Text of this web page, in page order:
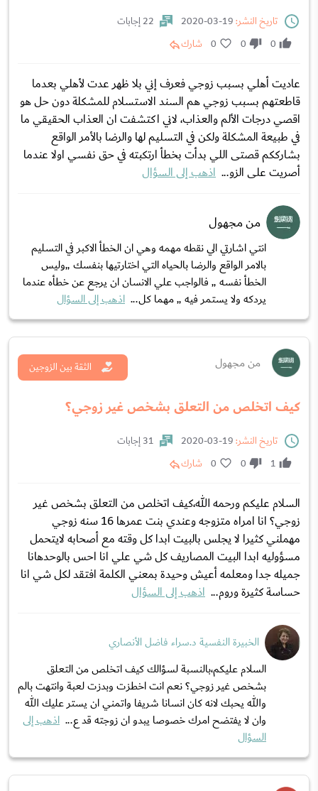
تاريخ النشر:
22 إجابات
0
0
0 شارك
عاديت أهلي بسبب زوجي فعرف إني بلا ظهر عدت لأهلي بعدما
قاطعتهم بسبب زوجي هم السند الاستسلام للمشكلة دون حل هو
اقصي درجات الألم والعذاب، لاني اكتشفت ان العذاب الحقيقي ما
في طبيعة المشكلة ولكن في التسليم لها والرضا بالأمر الواقع
بشارككم قصتى اللي بدأت بخطأ ارتكبته في حق نفسي اولا عندما
أصريت على الزو... اذهب إلى السؤال
من مجهول
انتي اشارتي الي نقطه مهمه وهي ان الخطأ الاكبر في التسليم
بالامر الواقع والرضا بالحياه التي اختارتيها بنفسك ,,وليس
الخطأ نفسه ,, فالواجب علي الانسان ان يرجع عن خطأه عندما
يردكه ولا يستمر فيه ,, مهما كل... اذهب إلى السؤال
من مجهول
كيف اتخلص من التعلق بشخص غير زوجي؟
الثقة بين الزوجين
تاريخ النشر:
31 إجابات
1
0
0 شارك
السلام عليكم ورحمه الله،كيف اتخلص من التعلق بشخص غير
زوجي؟ انا امراه متزوجه وعندي بنت عمرها 16 سنه زوجي
مهملني كثيرا لا يجلس بالبيت ابدا كل وقته مع أصحابه لايتحمل
مسؤوليه ابدا البيت المصاريف كل شي علي انا احس بالوحدهانا
جميله جدا ومعلمه أعيش وحيدة بمعني الكلمة افتقد لكل شي انا
حساسة كثيرة وروم... اذهب إلى السؤال
الخبيرة النفسية د.سراء فاضل الأنصاري
السلام عليكم،بالنسبة لسؤالك كيف اتخلص من التعلق
بشخص غير زوجي؟ نعم انت اخطزت وبدزت لعبة وانتهت بالم
والله يحبك لانه كان انسانا شريفا واتمني ان يستر عليك الله
وان لا يفتضح امرك خصوصا يبدو ان زوجته قد ع... اذهب إلى
السؤال